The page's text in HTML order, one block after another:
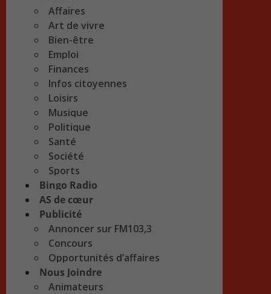
Affaires
Art de vivre
Bien-être
Emploi
Finances
Infos citoyennes
Loisirs
Musique
Politique
Santé
Société
Sports
Bingo Radio
AS de cœur
Publicité
Annoncer sur FM103,3
Concours
Opportunités d’affaires
Nous Joindre
Animateurs